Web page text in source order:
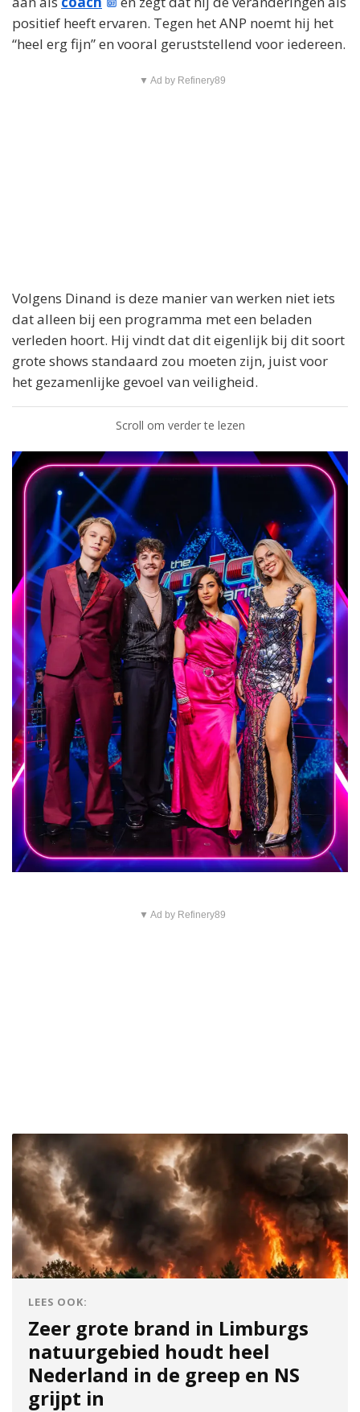
positief heeft ervaren. Tegen het ANP noemt hij het
“heel erg fijn” en vooral geruststellend voor iedereen.
▼ Ad by Refinery89
Volgens Dinand is deze manier van werken niet iets
dat alleen bij een programma met een beladen
verleden hoort. Hij vindt dat dit eigenlijk bij dit soort
grote shows standaard zou moeten zijn, juist voor
het gezamenlijke gevoel van veiligheid.
Scroll om verder te lezen
▼ Ad by Refinery89
LEES OOK:
Zeer grote brand in Limburgs
natuurgebied houdt heel
Nederland in de greep en NS
grijpt in